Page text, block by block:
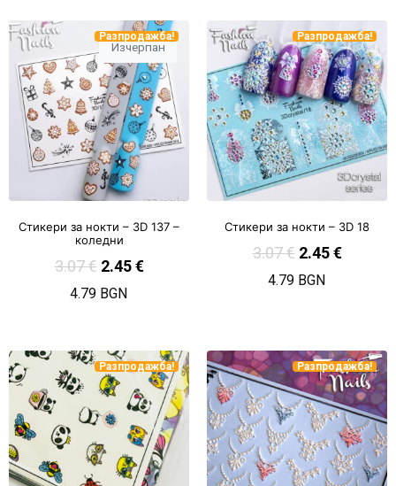
Изчерпан
Разпродажба!
Стикери за нокти – 3D 137 –
коледни
3.07€ 2.45€
4.79 BGN
Разпродажба!
Стикери за нокти – 3D 18
3.07€ 2.45€
4.79 BGN
Разпродажба! Разпродажба!